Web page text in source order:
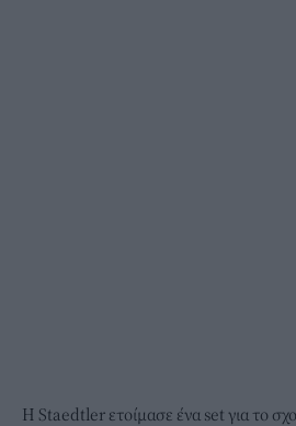
Η Staedtler ετοίμασε ένα set για το